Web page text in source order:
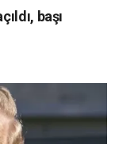
başı